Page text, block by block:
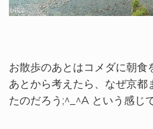
お散歩のあとはコメダに朝食
あとから考えたら、なぜ京都
たのだろう;^_^A という感じ